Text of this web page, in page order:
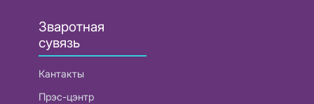
Зваротная
сувязь
Кантакты
Прэс-цэнтр